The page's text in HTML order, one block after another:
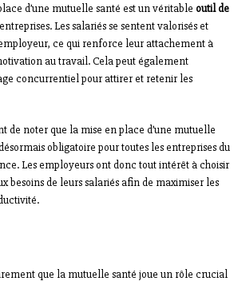
d’une mutuelle santé est un véritable outil de
Les salariés se sentent valorisés et
ce qui renforce leur attachement à
au travail. Cela peut également
concurrentiel pour attirer et retenir les
de noter que la mise en place d’une mutuelle
obligatoire pour toutes les entreprises du
Les employeurs ont donc tout intérêt à choisir
besoins de leurs salariés afin de maximiser les
que la mutuelle santé joue un rôle crucial